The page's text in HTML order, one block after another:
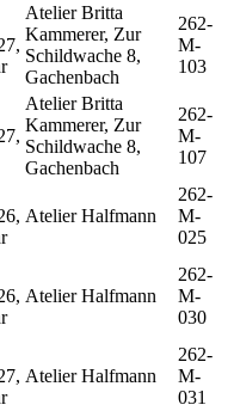
Atelier Britta
Kammerer, Zur
Schildwache 8,
Gachenbach
262-
M-
103
Atelier Britta
Kammerer, Zur
Schildwache 8,
Gachenbach
262-
M-
107
Atelier Halfmann
262-
M-
025
Atelier Halfmann
262-
M-
030
Atelier Halfmann
262-
M-
031